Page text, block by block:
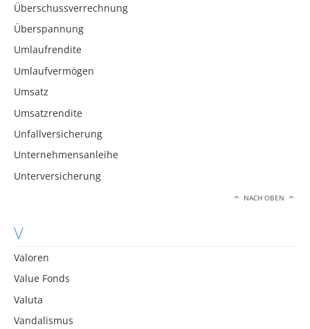
Überschussverrechnung
Überspannung
Umlaufrendite
Umlaufvermögen
Umsatz
Umsatzrendite
Unfallversicherung
Unternehmensanleihe
Unterversicherung
NACH OBEN
V
Valoren
Value Fonds
Valuta
Vandalismus